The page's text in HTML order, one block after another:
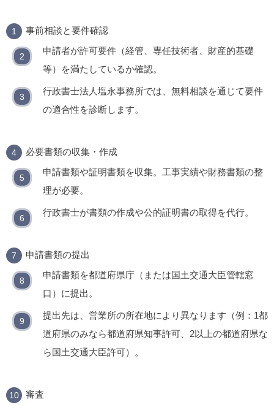
事前相談と要件確認
申請者が許可要件（経管、専任技術者、財産的基礎
等）を満たしているか確認。
行政書士法人塩永事務所では、無料相談を通じて要件
の適合性を診断します。
必要書類の収集・作成
申請書類や証明書類を収集。工事実績や財務書類の整
理が必要。
行政書士が書類の作成や公的証明書の取得を代行。
申請書類の提出
申請書類を都道府県庁（または国土交通大臣管轄窓
口）に提出。
提出先は、営業所の所在地により異なります（例：1都
道府県のみなら都道府県知事許可、2以上の都道府県な
ら国土交通大臣許可）。
審査